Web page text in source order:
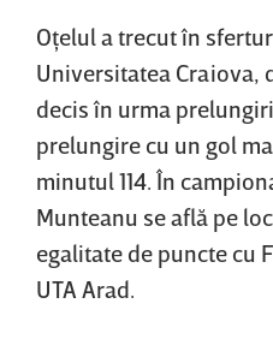
Oţelul a trecut în
Universitatea Craiova,
decis în urma
prelungire cu un gol
minutul 114. În
Munteanu se află pe
egalitate de puncte cu
UTA Arad.